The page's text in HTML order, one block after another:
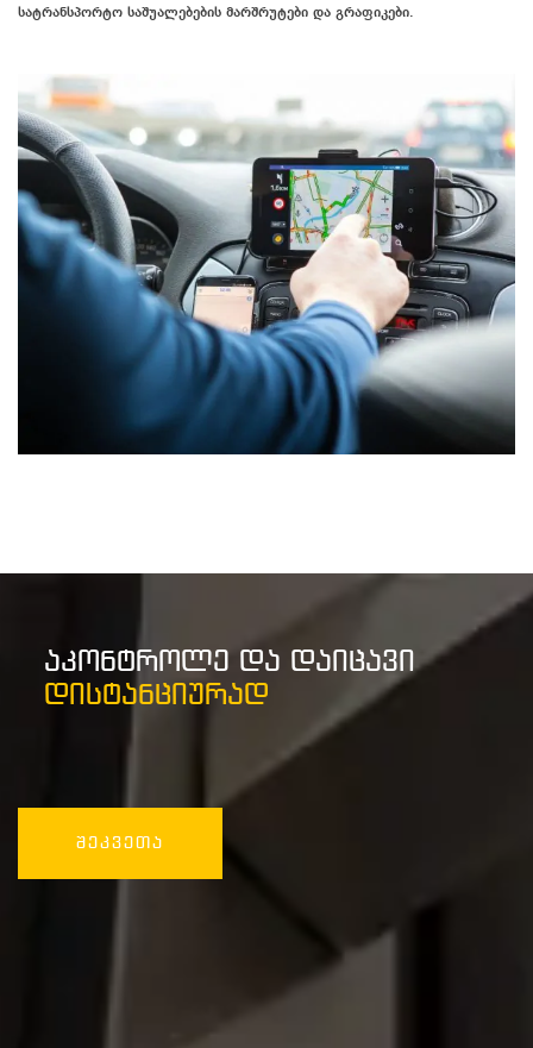
სატრანსპორტო საშუალებების მარშრუტები და გრაფიკები.
აკონტროლე და დაიცავი
დისტანციურად
შეკვეთა